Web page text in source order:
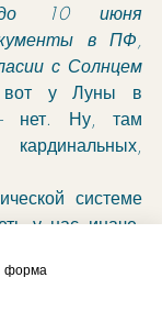
10 июня
в ПФ,
с Солнцем
у Луны в
- нет. Ну, там
системе
у нас иначе.
в любом
лишь, каким
форма